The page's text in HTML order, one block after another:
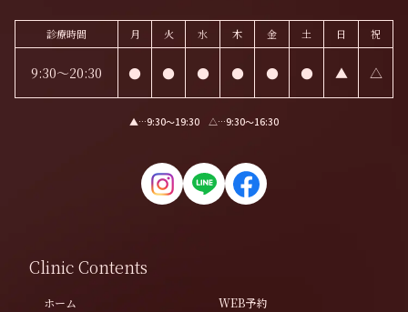
診療時間 月 火 水 木 金 土 日 祝
9:30～20:30 ● ● ● ● ● ● ▲ △
▲…9:30〜19:30 △…9:30〜16:30
Clinic Contents
ホーム WEB予約